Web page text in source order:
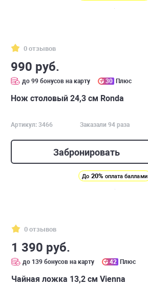
0 отзывов
990 руб.
до 99 бонусов на карту 30 Плюс
Нож столовый 24,3 см Ronda
Артикул: 3466 Заказали 94 раза
Забронировать
До 20% оплата баллами
0 отзывов
1 390 руб.
до 139 бонусов на карту 42 Плюс
Чайная ложка 13,2 см Vienna